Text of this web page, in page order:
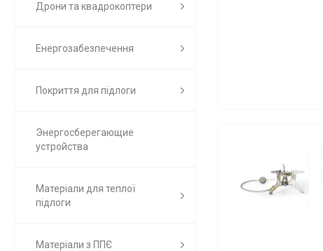
Дрони та квадрокоптери
Енергозабезпечення
Покриття для підлоги
Энергосберегающие
устройства
Матеріали для теплої
підлоги
Матеріали з ППЄ